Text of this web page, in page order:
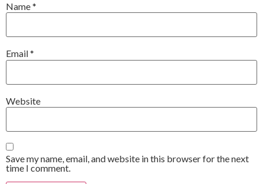
Name*
Email*
Website
Save my name, email, and website in this browser for the next
time I comment.